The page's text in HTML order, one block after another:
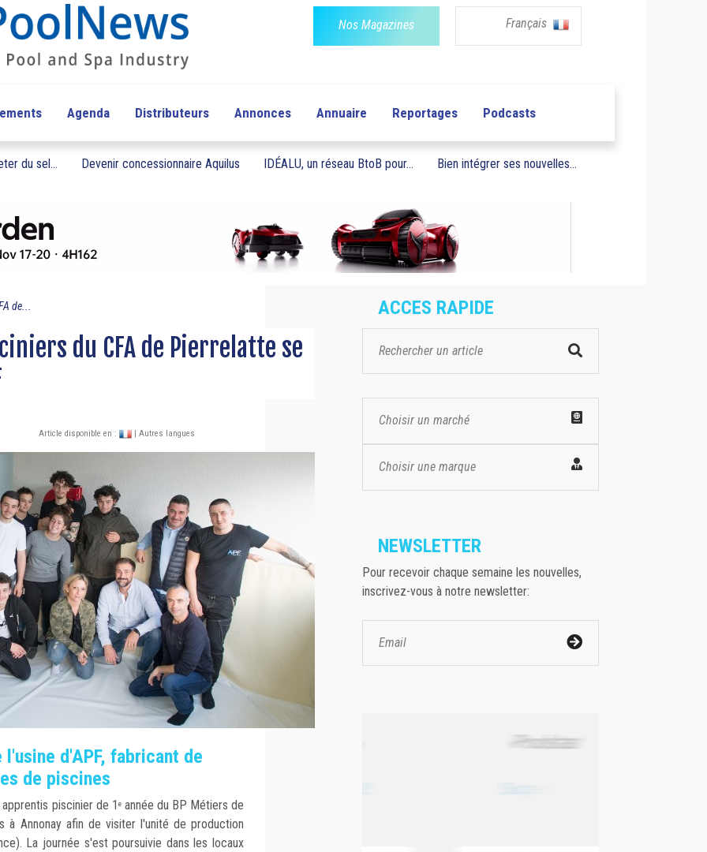
Nos Magazines Français
Agenda Distributeurs Annonces Annuaire Reportages Podcasts
du sel... Devenir concessionnaire Aquilus IDÉALU, un réseau BtoB pour... Bien intégrer ses nouvelles...
de...
du CFA de Pierrelatte se
Article disponible en : | Autres langues
d'APF, fabricant de
de piscines
piscinier de 1 eannée du BP Métiers de
à Annonay afin de visiter l'unité de production
La journée s'est poursuivie dans les locaux
ACCES RAPIDE
Choisir un marché
Choisir une marque
NEWSLETTER
Pour recevoir chaque semaine les nouvelles,
inscrivez-vous à notre newsletter: